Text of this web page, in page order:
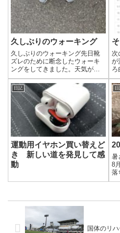
久しぶりのウォーキング
久しぶりのウォーキング先日靴
ズレのために断念したウォーキ
ングをしてきました。天気が悪
かったり、晴れたタイミングに
合わなかったりして、記録を見
たら半月ほど全くしてませんで
した。こんなにしてない期間が
長いので、衰えてる感じがした
のは気のせいでは...
次
が
ろ
対
り
絞
つ
番
す
日記
運動用イヤホン買い替えど
き 新しい道を発見して感
動
日
暑
8
落
取
国体のリ